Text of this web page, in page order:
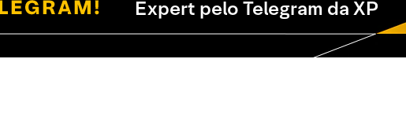
Expert pelo Telegram da XP